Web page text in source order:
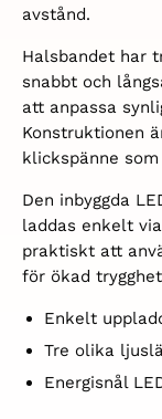
avstånd.
Halsbandet har
snabbt och
att anpassa
Konstruktionen
klickspänne
Den inbyggda
laddas enkelt
praktiskt att
för ökad
Enkelt
Tre olika
Energisnål